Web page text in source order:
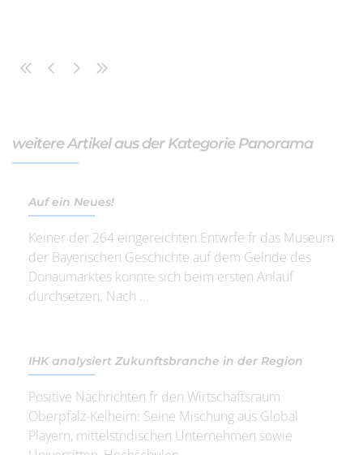
weitere Artikel aus der Kategorie Panorama
Auf ein Neues!
Keiner der 264 eingereichten Entwrfe fr das Museum
der Bayerischen Geschichte auf dem Gelnde des
Donaumarktes konnte sich beim ersten Anlauf
durchsetzen. Nach ...
IHK analysiert Zukunftsbranche in der Region
Positive Nachrichten fr den Wirtschaftsraum
Oberpfalz-Kelheim: Seine Mischung aus Global
Playern, mittelstndischen Unternehmen sowie